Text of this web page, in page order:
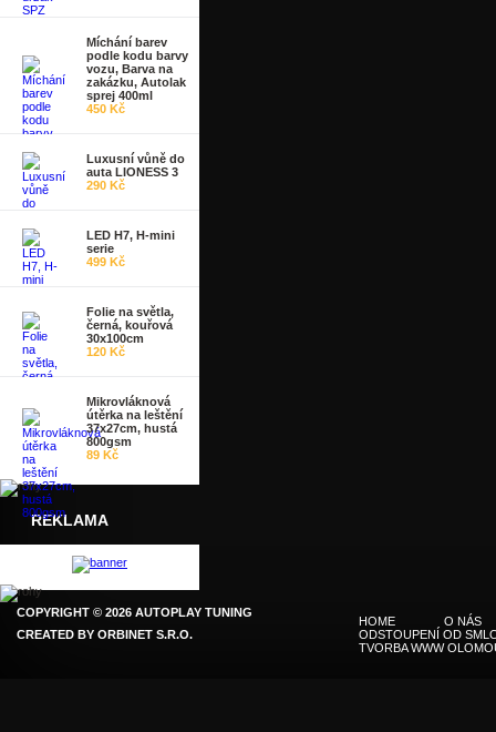
Míchání barev
podle kodu barvy
vozu, Barva na
zakázku, Autolak
sprej 400ml
450 Kč
Luxusní vůně do
auta LIONESS 3
290 Kč
LED H7, H-mini
serie
499 Kč
Folie na světla,
černá, kouřová
30x100cm
120 Kč
Mikrovláknová
útěrka na leštění
37x27cm, hustá
800gsm
89 Kč
REKLAMA
COPYRIGHT © 2026 AUTOPLAY TUNING
CREATED BY ORBINET S.R.O.
HOME
O NÁS
ODSTOUPENÍ OD
TVORBA WWW